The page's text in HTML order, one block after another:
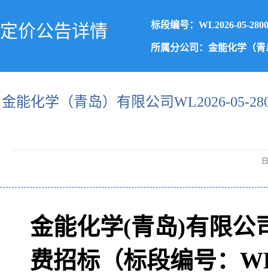
定价公告详情 标段编号：WL2026-05-
所属分公司：金能化学（
金能化学（青岛）有限公司WL2026-05-